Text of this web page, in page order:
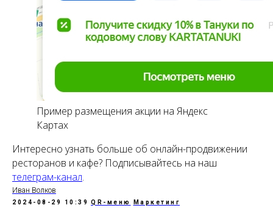
Пример размещения акции на Яндекс
Картах
Интересно узнать больше об онлайн-продвижении
ресторанов и кафе? Подписывайтесь на наш
телеграм-канал.
Иван Волков
2024-08-29 10:39 QR-меню Маркетинг